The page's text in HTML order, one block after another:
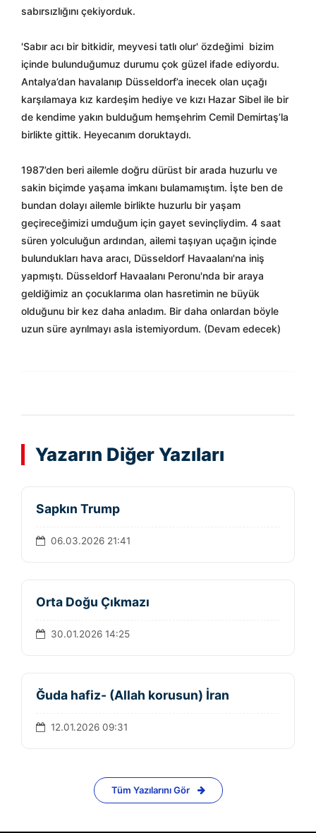
sabırsızlığını çekiyorduk.
'Sabır acı bir bitkidir, meyvesi tatlı olur' özdeğimi bizim
içinde bulunduğumuz durumu çok güzel ifade ediyordu.
Antalya’dan havalanıp Düsseldorf’a inecek olan uçağı
karşılamaya kız kardeşim hediye ve kızı Hazar Sibel ile bir
de kendime yakın bulduğum hemşehrim Cemil Demirtaş’la
birlikte gittik. Heyecanım doruktaydı.
1987’den beri ailemle doğru dürüst bir arada huzurlu ve
sakin biçimde yaşama imkanı bulamamıştım. İşte ben de
bundan dolayı ailemle birlikte huzurlu bir yaşam
geçireceğimizi umduğum için gayet sevinçliydim. 4 saat
süren yolculuğun ardından, ailemi taşıyan uçağın içinde
bulundukları hava aracı, Düsseldorf Havaalanı'na iniş
yapmıştı. Düsseldorf Havaalanı Peronu'nda bir araya
geldiğimiz an çocuklarıma olan hasretimin ne büyük
olduğunu bir kez daha anladım. Bir daha onlardan böyle
uzun süre ayrılmayı asla istemiyordum. (Devam edecek)
Yazarın Diğer Yazıları
Sapkın Trump
06.03.2026 21:41
Orta Doğu Çıkmazı
30.01.2026 14:25
Ğuda hafiz- (Allah korusun) İran
12.01.2026 09:31
Tüm Yazılarını Gör